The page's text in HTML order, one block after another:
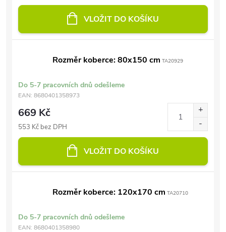
VLOŽIT DO KOŠÍKU
Rozměr koberce: 80x150 cm TA20929
Do 5-7 pracovních dnů odešleme
EAN: 8680401358973
669 Kč
553 Kč bez DPH
VLOŽIT DO KOŠÍKU
Rozměr koberce: 120x170 cm TA20710
Do 5-7 pracovních dnů odešleme
EAN: 8680401358980